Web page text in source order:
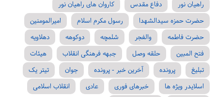
راهیان نور دفاع مقدس
کاروان های راهیان نور
حضرت حمزه سیدالشهدا
رسول مکرم اسلام
امیرالمومنین
حضرت فاطمه
والفجر شلمچه دوکوهه
دهلاویه
فتح المبین
حلقه وصل جبهه فرهنگی انقلاب
هیئات
تبلیغ
پرونده آخرین خبر - پرونده جوان
تیتر یک
اسلایدر ویژه ها
خبرهای فوری عادی
انقلاب اسلامی